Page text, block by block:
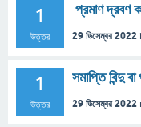
1
উত্তর
প্রমাণ দ্রবণ
29 ডিসেম্বর 2022
1
উত্তর
সমাপ্তি বিন্দু
29 ডিসেম্বর 2022